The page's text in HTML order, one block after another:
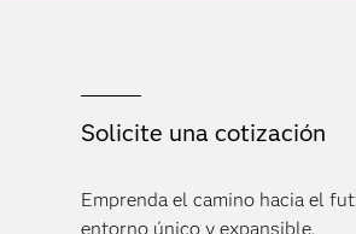
Solicite una cotización
Emprenda el camino hacia el
entorno único y expansible.